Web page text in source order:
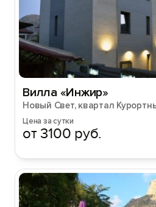
Вилла «Инжир»
Новый Свет, квартал
Цена за сутки
от 3100 руб.